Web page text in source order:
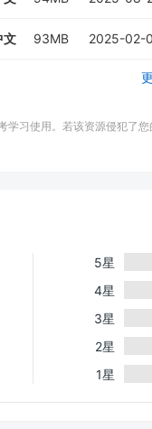
文 93MB 2025-02-
学习使用。若该资源侵犯了
5星
4星
3星
2星
1星